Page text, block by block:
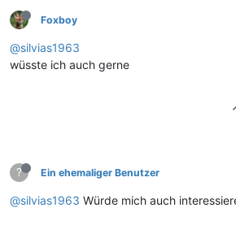
Foxboy
@silvias1963
wüsste ich auch gerne
? Ein ehemaliger Benutzer
@silvias1963 Würde mich auch